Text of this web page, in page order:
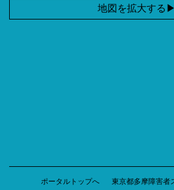
地図を拡大する
ポータルトップへ 東京都多摩障害者